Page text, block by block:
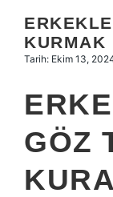
Hakkımızda
KURMAK
Tarih: Ekim 13,
GÖZ